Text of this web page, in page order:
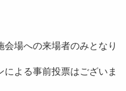
場への来場者のみとなり
よる事前投票はございま